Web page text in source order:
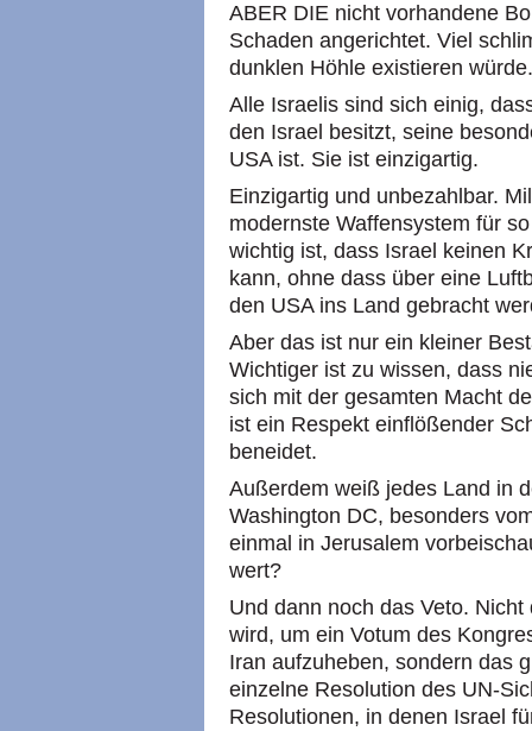
ABER DIE nicht vorhandene
Schaden angerichtet. Viel
dunklen Höhle existieren würde.
Alle Israelis sind sich einig,
den Israel besitzt, seine
USA ist. Sie ist einzigartig.
Einzigartig und unbezahlbar.
modernste Waffensystem für
wichtig ist, dass Israel keinen
kann, ohne dass über eine
den USA ins Land gebracht
Aber das ist nur ein kleiner
Wichtiger ist zu wissen, dass
sich mit der gesamten Macht
ist ein Respekt einflößender
beneidet.
Außerdem weiß jedes Land in
Washington DC, besonders
einmal in Jerusalem
wert?
Und dann noch das Veto.
wird, um ein Votum des
Iran aufzuheben, sondern das
einzelne Resolution des UN-
Resolutionen, in denen Israel